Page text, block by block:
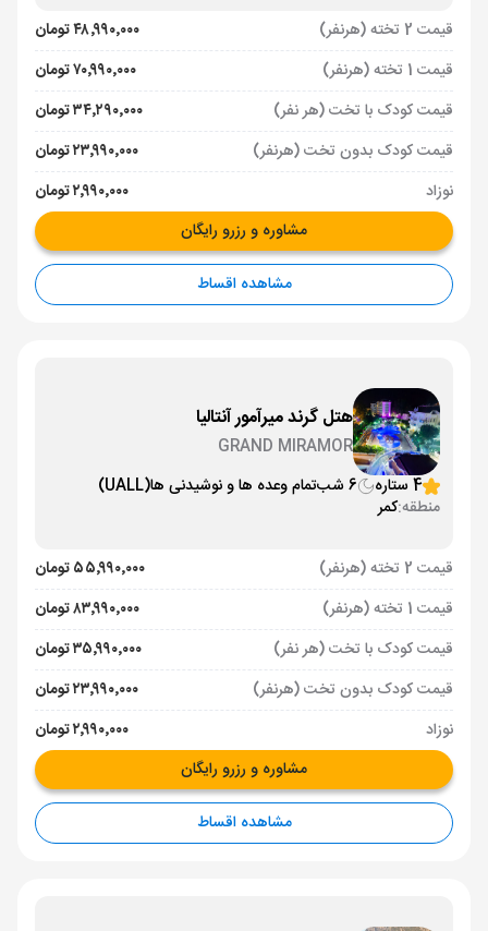
قیمت 2 تخته (هرنفر)
۴۸٬۹۹۰٬۰۰۰ تومان
قیمت 1 تخته (هرنفر)
۷۰٬۹۹۰٬۰۰۰ تومان
قیمت کودک با تخت (هر نفر)
۳۴٬۲۹۰٬۰۰۰ تومان
قیمت کودک بدون تخت (هرنفر)
۲۳٬۹۹۰٬۰۰۰ تومان
نوزاد
۲٬۹۹۰٬۰۰۰ تومان
مشاوره و رزرو رایگان
مشاهده اقساط
هتل گرند میرآمور آنتالیا
GRAND MIRAMOR
4 ستاره
6 شب تمام وعده ها و نوشیدنی ها(UALL)
منطقه:کمر
قیمت 2 تخته (هرنفر)
۵۵٬۹۹۰٬۰۰۰ تومان
قیمت 1 تخته (هرنفر)
۸۳٬۹۹۰٬۰۰۰ تومان
قیمت کودک با تخت (هر نفر)
۳۵٬۹۹۰٬۰۰۰ تومان
قیمت کودک بدون تخت (هرنفر)
۲۳٬۹۹۰٬۰۰۰ تومان
نوزاد
۲٬۹۹۰٬۰۰۰ تومان
مشاوره و رزرو رایگان
مشاهده اقساط